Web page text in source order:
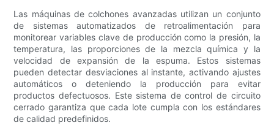
Las máquinas de colchones avanzadas utilizan un conjunto
de sistemas automatizados de retroalimentación para
monitorear variables clave de producción como la presión, la
temperatura, las proporciones de la mezcla química y la
velocidad de expansión de la espuma. Estos sistemas
pueden detectar desviaciones al instante, activando ajustes
automáticos o deteniendo la producción para evitar
productos defectuosos. Este sistema de control de circuito
cerrado garantiza que cada lote cumpla con los estándares
de calidad predefinidos.